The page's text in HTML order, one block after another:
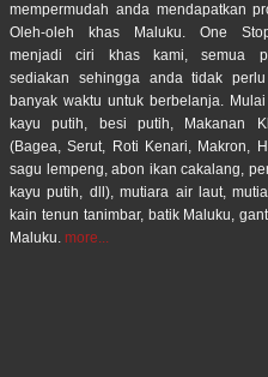
mempermudah anda mendapatkan
Oleh-oleh khas Maluku. One
menjadi ciri khas kami, semua
sediakan sehingga anda tidak perlu
banyak waktu untuk berbelanja.
kayu putih, besi putih, Makanan
(Bagea, Serut, Roti Kenari, Makron,
sagu lempeng, abon ikan cakalang,
kayu putih, dll), mutiara air laut,
kain tenun tanimbar, batik Maluku,
Maluku. more...